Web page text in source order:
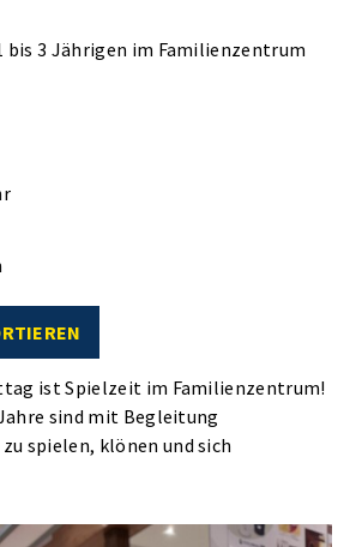
bis 3 Jährigen im Familienzentrum
ist Spielzeit im Familienzentrum!
sind mit Begleitung
spielen, klönen und sich